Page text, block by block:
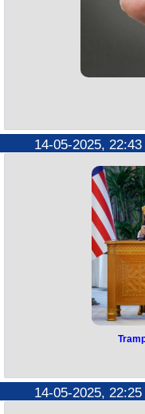
Goranboyda qadın
Rayon sakini, 2001-
Hadisəni
14-05-2025, 22:43
14-05-2025, 22:25